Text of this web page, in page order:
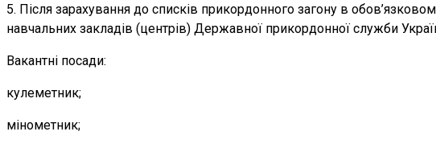
5. Після зарахування до списків прикордонного загону в
навчальних закладів (центрів) Державної прикордонної служби
Вакантні посади:
кулеметник;
мінометник;